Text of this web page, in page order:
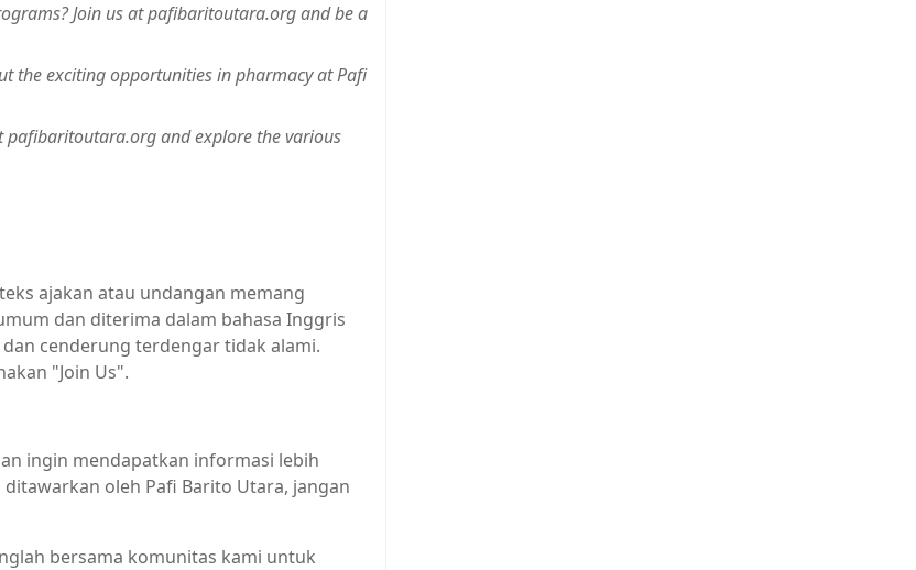
Join us at pafibaritoutara.org and be a
the exciting opportunities in pharmacy at Pafi
pafibaritoutara.org and explore the various
ajakan atau undangan memang
dan diterima dalam bahasa Inggris
cenderung terdengar tidak alami.
"Join Us".
ingin mendapatkan informasi lebih
oleh Pafi Barito Utara, jangan
bersama komunitas kami untuk